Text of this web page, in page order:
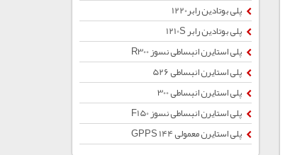
پلی بوتادین رابر1220
پلی بوتادین رابر 1210S
پلی استایرن انبساطی نسوز R300
پلی استایرن انبساطی 526
پلی استایرن انبساطی 300
پلی استایرن انبساطی نسوز F150
پلی استایرن معمولی 144 GPPS